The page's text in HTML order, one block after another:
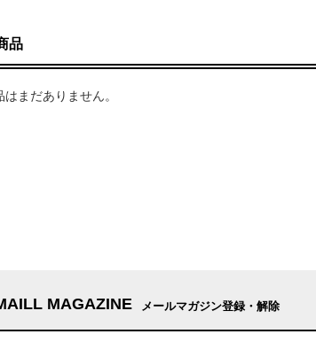
品
まだありません。
MAGAZINE メールマガジン登録・解除